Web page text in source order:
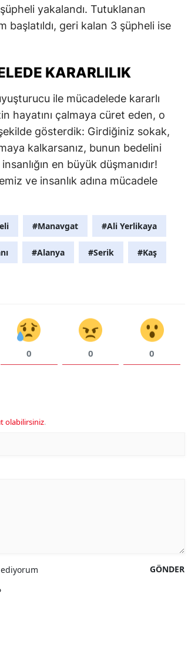
yakalandı. Tutuklanan
başlatıldı, geri kalan 3 şüpheli ise
KARARLILIK
ile mücadelede kararlı
hayatını çalmaya cüret eden, o
gösterdik: Girdiğiniz sokak,
kalkarsanız, bunun bedelini
en büyük düşmanıdır!
ve insanlık adına mücadele
#Manavgat #Ali Yerlikaya
#Alanya #Serik #Kaş
0 0 0
olabilirsiniz.
GÖNDER